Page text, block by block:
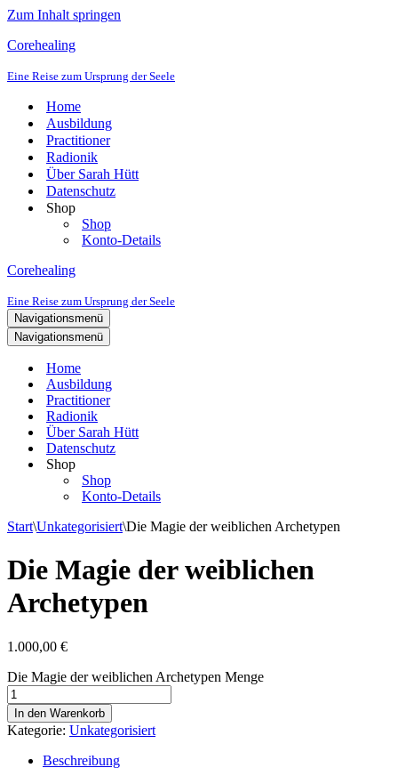
Zum Inhalt springen
Corehealing
Eine Reise zum Ursprung der Seele
Home
Ausbildung
Practitioner
Radionik
Über Sarah Hütt
Datenschutz
Shop
Shop
Konto-Details
Corehealing
Eine Reise zum Ursprung der Seele
Navigationsmenü
Navigationsmenü
Home
Ausbildung
Practitioner
Radionik
Über Sarah Hütt
Datenschutz
Shop
Shop
Konto-Details
Start\Unkategorisiert\Die Magie der weiblichen Archetypen
Die Magie der weiblichen
Archetypen
1.000,00 €
Die Magie der weiblichen Archetypen Menge
In den Warenkorb
Kategorie: Unkategorisiert
Beschreibung